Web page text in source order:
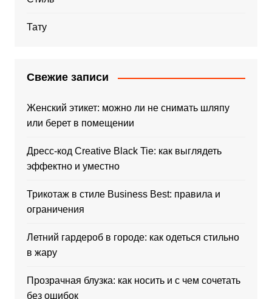
Тату
Свежие записи
Женский этикет: можно ли не снимать шляпу
или берет в помещении
Дресс-код Creative Black Tie: как выглядеть
эффектно и уместно
Трикотаж в стиле Business Best: правила и
ограничения
Летний гардероб в городе: как одеться стильно
в жару
Прозрачная блузка: как носить и с чем сочетать
без ошибок